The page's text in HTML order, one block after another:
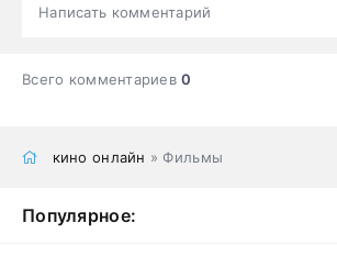
Написать комментарий
Всего комментариев0
кино онлайн » Фильмы
Популярное: